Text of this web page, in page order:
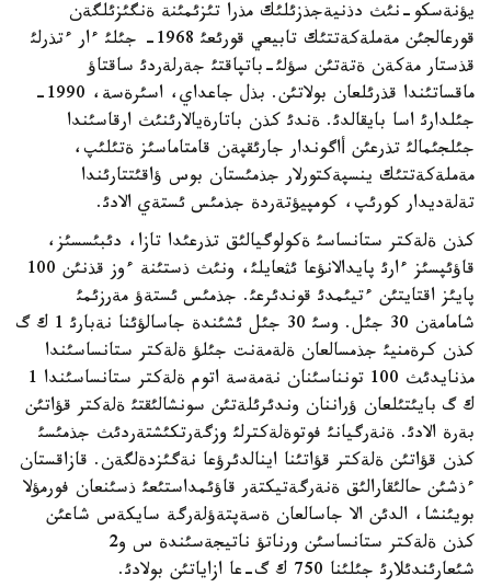
يؤنةسكو-نئث دذنيةجذزئلئك مذرا تئزئمئنة ةنگئزئلگةن
قورعالجئن مةملةكةتتئك تابيعي قورئعئ 1968- جئلئ ءار ءتذرلئ
قذستار مةكةن ةتةتئن سؤلئ-باتپاقتئ جةرلةردئ ساقتاؤ
ماقساتئندا قذرئلعان بولاتئن. بذل جاعداي، اسئرةسة، 1990-
جئلدارئ اسا بايقالدئ. ةندئ كذن باتارةيالارئنئث ارقاسئندا
جئلجئمالئ تذرعئن أاگوندار جارئقپةن قامتاماسئز ةتئلئپ،
مةملةكةتتئك ينسپةكتورلار جذمئستان بوس ؤاقئتتارئندا
تةلةديدار كورئپ، كومپيؤتةردة جذمئس ئستةي الادئ.
كذن ةلةكتر ستانساسئ ةكولوگيالئق تذرعئدا تازا، دئبئسسئز،
قاؤئپسئز ءارئ پايدالانؤعا ئثعايلئ، ونئث ذستئنة ءوز قذنئن 100
پايئز اقتايتئن ءتيئمدئ قوندئرعئ. جذمئس ئستةؤ مةرزئمئ
شامامةن 30 جئل. وسئ 30 جئل ئشئندة جاسالؤئنا نةبارئ 1 ك گ
كذن كرةمنيئ جذمسالعان ةلةمةنت جئلؤ ةلةكتر ستانساسئندا
مذنايدئث 100 تونناسئنان نةمةسة اتوم ةلةكتر ستانساسئندا 1
ك گ بايئتئلعان ؤراننان وندئرئلةتئن سونشالئقتئ ةلةكتر قؤاتئن
بةرة الادئ. ةنةرگيانئ فوتوةلةكترلئ وزگةرتكئشتةردئث جذمئسئ
كذن قؤاتئن ةلةكتر قؤاتئنا اينالدئرؤعا نةگئزدةلگةن. قازاقستان
ءذشئن حالئقارالئق ةنةرگةتيكتةر قاؤئمداستئعئ ذسئنعان فورمؤلا
بويئنشا، الدئن الا جاسالعان ةسةپتةؤلةرگة سايكةس شاعئن
كذن ةلةكتر ستانساسئن ورناتؤ ناتيجةسئندة س و2
شئعارئندئلارئ جئلئنا 750 ك گ-عا ازاياتئن بولادئ.